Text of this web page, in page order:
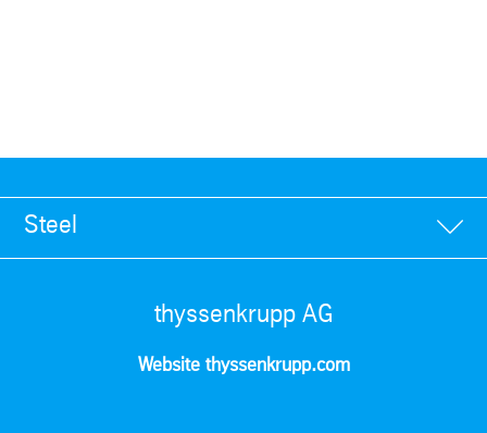
Steel
thyssenkrupp AG
Website thyssenkrupp.com